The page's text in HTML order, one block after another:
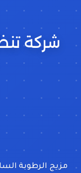
شركة
مزيج الرطوبة